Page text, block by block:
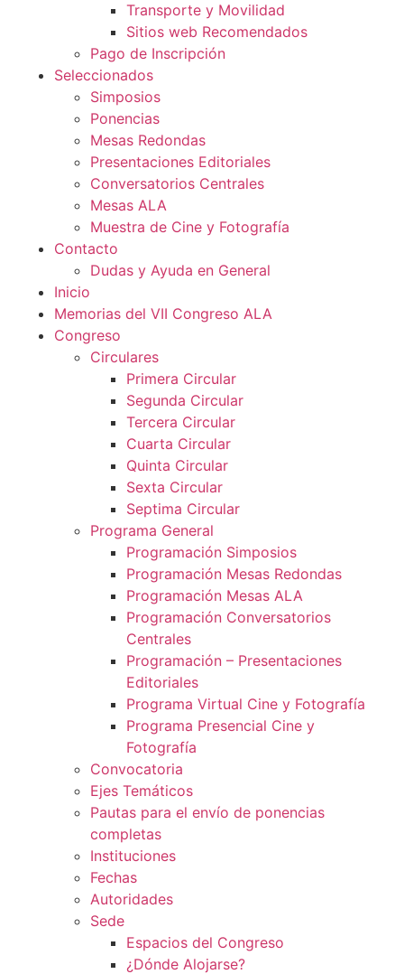
Transporte y Movilidad
Sitios web Recomendados
Pago de Inscripción
Seleccionados
Simposios
Ponencias
Mesas Redondas
Presentaciones Editoriales
Conversatorios Centrales
Mesas ALA
Muestra de Cine y Fotografía
Contacto
Dudas y Ayuda en General
Inicio
Memorias del VII Congreso ALA
Congreso
Circulares
Primera Circular
Segunda Circular
Tercera Circular
Cuarta Circular
Quinta Circular
Sexta Circular
Septima Circular
Programa General
Programación Simposios
Programación Mesas Redondas
Programación Mesas ALA
Programación Conversatorios
Centrales
Programación – Presentaciones
Editoriales
Programa Virtual Cine y Fotografía
Programa Presencial Cine y
Fotografía
Convocatoria
Ejes Temáticos
Pautas para el envío de ponencias
completas
Instituciones
Fechas
Autoridades
Sede
Espacios del Congreso
¿Dónde Alojarse?